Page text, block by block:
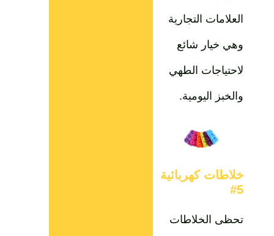
العلامات التجارية
وهي خيار شائع
لاحتياجات الطهي
والخبز اليومية.
خلاطات كهربائية
تحظى الخلاطات